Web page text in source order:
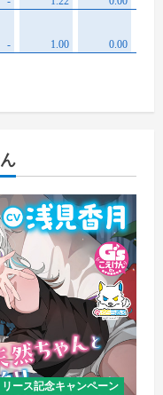
ース記念キャンペーン